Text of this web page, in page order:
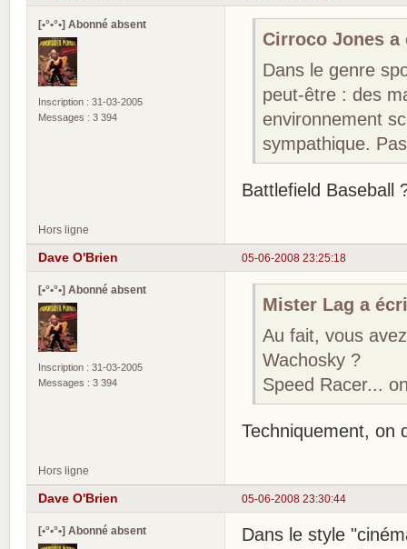
[•°•°•] Abonné absent
Inscription : 31-03-2005
Messages : 3 394
Cirroco Jones a
Dans le genre
peut-être : des
environnement
sympathique.
Battlefield Baseball
Hors ligne
05-06-2008 23:25:18
Dave O'Brien
[•°•°•] Abonné absent
Inscription : 31-03-2005
Messages : 3 394
Mister Lag a
Au fait, vous
Wachosky ?
Speed Racer...
Techniquement, on
Hors ligne
05-06-2008 23:30:44
Dave O'Brien
[•°•°•] Abonné absent
Dans le style